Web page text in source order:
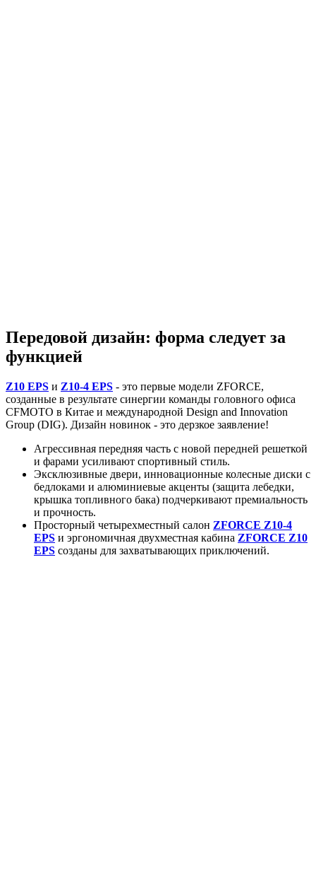
Передовой дизайн: форма следует за
функцией
Z10 EPS и Z10-4 EPS - это первые модели ZFORCE,
созданные в результате синергии команды головного офиса
CFMOTO в Китае и международной Design and Innovation
Group (DIG). Дизайн новинок - это дерзкое заявление!
Агрессивная передняя часть с новой передней решеткой
и фарами усиливают спортивный стиль.
Эксклюзивные двери, инновационные колесные диски с
бедлоками и алюминиевые акценты (защита лебедки,
крышка топливного бака) подчеркивают премиальность
и прочность.
Просторный четырехместный салон ZFORCE Z10-4
EPS и эргономичная двухместная кабина ZFORCE Z10
EPS созданы для захватывающих приключений.